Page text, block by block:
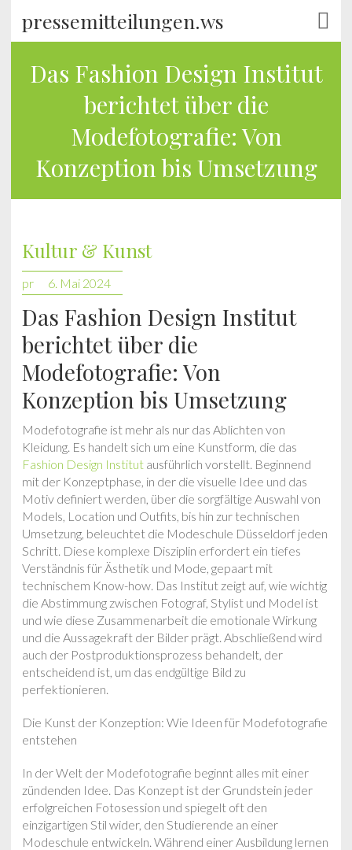
pressemitteilungen.ws
Das Fashion Design Institut
berichtet über die
Modefotografie: Von
Konzeption bis Umsetzung
Kultur & Kunst
pr 6. Mai 2024
Das Fashion Design Institut
berichtet über die
Modefotografie: Von
Konzeption bis Umsetzung
Modefotografie ist mehr als nur das Ablichten von
Kleidung. Es handelt sich um eine Kunstform, die das
Fashion Design Institut ausführlich vorstellt. Beginnend
mit der Konzeptphase, in der die visuelle Idee und das
Motiv definiert werden, über die sorgfältige Auswahl von
Models, Location und Outfits, bis hin zur technischen
Umsetzung, beleuchtet die Modeschule Düsseldorf jeden
Schritt. Diese komplexe Disziplin erfordert ein tiefes
Verständnis für Ästhetik und Mode, gepaart mit
technischem Know-how. Das Institut zeigt auf, wie wichtig
die Abstimmung zwischen Fotograf, Stylist und Model ist
und wie diese Zusammenarbeit die emotionale Wirkung
und die Aussagekraft der Bilder prägt. Abschließend wird
auch der Postproduktionsprozess behandelt, der
entscheidend ist, um das endgültige Bild zu
perfektionieren.
Die Kunst der Konzeption: Wie Ideen für Modefotografie
entstehen
In der Welt der Modefotografie beginnt alles mit einer
zündenden Idee. Das Konzept ist der Grundstein jeder
erfolgreichen Fotosession und spiegelt oft den
einzigartigen Stil wider, den Studierende an einer
Modeschule entwickeln. Während einer Ausbildung lernen